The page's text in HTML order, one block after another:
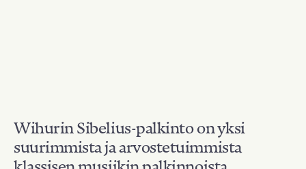
Wihurin Sibelius-palkinto on yksi
suurimmista ja arvostetuimmista
klassisen musiikin palkinnoista.